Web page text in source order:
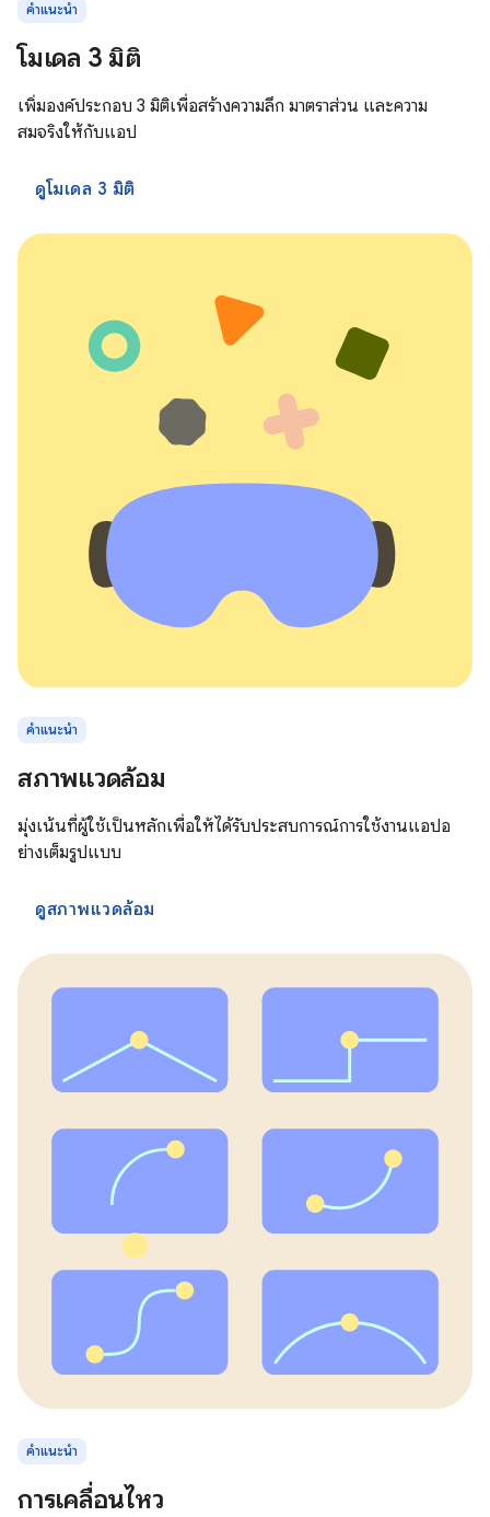
คำแนะนำ
โมเดล 3 มิติ
เพิ่มองค์ประกอบ 3 มิติเพื่อสร้างความลึก มาตราส่วน และความ
สมจริงให้กับแอป
ดูโมเดล 3 มิติ
คำแนะนำ
สภาพแวดล้อม
มุ่งเน้นที่ผู้ใช้เป็นหลักเพื่อให้ได้รับประสบการณ์การใช้งานแอปอ
ย่างเต็มรูปแบบ
ดูสภาพแวดล้อม
คำแนะนำ
การเคลื่อนไหว